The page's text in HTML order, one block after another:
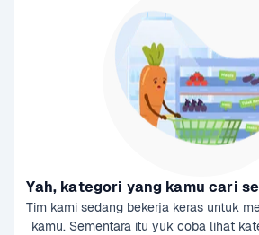
Yah, kategori yang kamu cari
Tim kami sedang bekerja keras untuk
kamu. Sementara itu yuk coba lihat